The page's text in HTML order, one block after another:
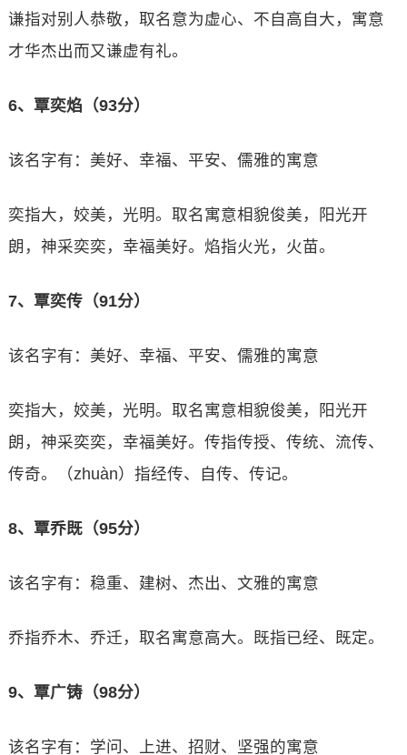
谦指对别人恭敬，取名意为虚心、不自高自大，寓意
才华杰出而又谦虚有礼。
6、覃奕焰（93分）
该名字有：美好、幸福、平安、儒雅的寓意
奕指大，姣美，光明。取名寓意相貌俊美，阳光开
朗，神采奕奕，幸福美好。焰指火光，火苗。
7、覃奕传（91分）
该名字有：美好、幸福、平安、儒雅的寓意
奕指大，姣美，光明。取名寓意相貌俊美，阳光开
朗，神采奕奕，幸福美好。传指传授、传统、流传、
传奇。（zhuàn）指经传、自传、传记。
8、覃乔既（95分）
该名字有：稳重、建树、杰出、文雅的寓意
乔指乔木、乔迁，取名寓意高大。既指已经、既定。
9、覃广铸（98分）
该名字有：学问、上进、招财、坚强的寓意